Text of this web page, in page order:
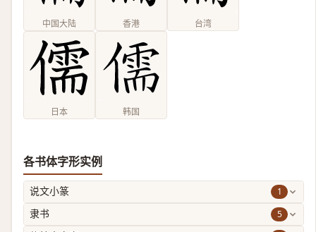
中国大陆 香港 台湾
日本 韩国
各书体字形实例
说文小篆 1
隶书 5